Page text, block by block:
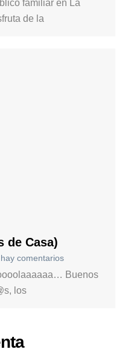
familiar en La
de la
de Casa)
comentarios
Buenos
los